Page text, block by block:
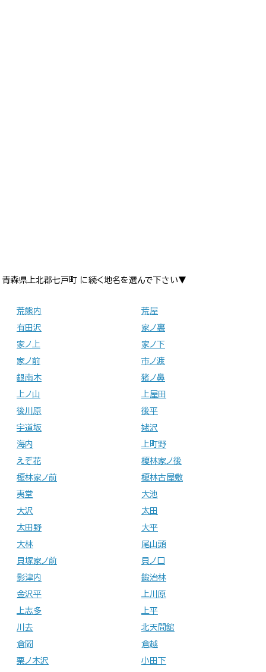
青森県上北郡七戸町 に続く地名を選んで下さい▼
荒熊内
荒屋
有田沢
家ノ裏
家ノ上
家ノ下
家ノ前
市ノ渡
銀南木
猪ノ鼻
上ノ山
上屋田
後川原
後平
宇道坂
姥沢
海内
上町野
えぞ花
榎林家ノ後
榎林家ノ前
榎林古屋敷
夷堂
大池
大沢
太田
太田野
大平
大林
尾山頭
貝塚家ノ前
貝ノ口
影津内
鍛治林
金沢平
上川原
上志多
上平
川去
北天間舘
倉岡
倉越
栗ノ木沢
小田下